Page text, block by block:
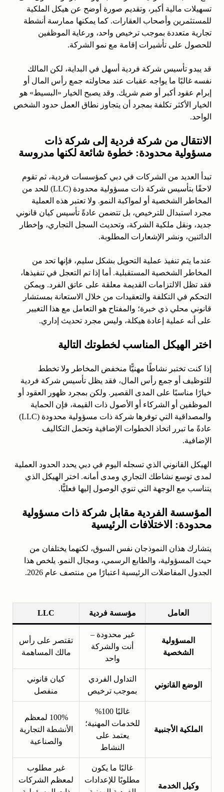
تسهيلات مالية أكبر، وتقديم صورة أوضح عن هيكل الملكية
للمستثمرين وأصحاب العقارات. كما يمكنها ممارسة أنشطة
تجارية متعددة بموجب ترخيص واحد، ورعاية الموظفين
للحصول على تأشيرات إقامة مع نمو الشركة.
قد يبدو تأسيس شركة فردية أسهل في البداية، لكن المالك
نفسه غالبًا ما يواجه عقبات عند محاولته جمع رأس المال أو
إبرام عقود أكبر أو ضم شريك. وقد يصبح الخيار «البسيط» هو
الخيار الأكثر تكلفة بمجرد أن يتجاوز نطاق العمل حدود الشخص
الواحد.
الانتقال من شركة فردية إلى شركة ذات
مسؤولية محدودة: خطوة شائعة لكنها مدروسة
تبدأ العديد من الشركات في دبي كمؤسسات فردية، ثم تقوم
لاحقًا بتأسيس شركة ذات مسؤولية محدودة (LLC) للحد من
المخاطر الشخصية أو لمواكبة النمو. ولا تعتبر هذه العملية
مجرد استبدال للترخيص، بل تتضمن عادةً تأسيس كيان قانوني
جديد، ونقل ملكية الشركة، وتحديث السجل التجاري، وإخطار
الدائنين، ونشر الإشعارات المطلوبة.
عندما يتم تنفيذ عملية التحويل بشكل سليم، فإنها تحد من
المخاطر الشخصية المستقبلية. أما إذا تم التعجل في تنفيذها،
فقد تظل الالتزامات القديمة معلقة على عاتق الفرد. ويمكن
التحكم في التكلفة والتعقيدات من خلال الاستعانة بمستشار
قانوني محلي ذي خبرة؛ والمفتاح هو التعامل مع هذا التغيير
على أنه عملية إعادة هيكلة، وليس مجرد تحديث إداري.
اختر الهيكل المناسب لخطوتك التالية
إذا كنت تختبر نشاطًا مهنيًّا منخفض المخاطر ولا تخطط
للتوظيف أو جمع رأس المال، فقد يظل تأسيس شركة فردية
خيارًا مناسبًا على المدى القصير. ولكن بمجرد ظهور العقود أو
الموظفين أو الشركاء أو الأصول ذات القيمة، فإن الحماية
والمصداقية التي توفرها شركة ذات مسؤولية محدودة (LLC)
عادةً ما تبرر اتخاذ الخطوات الإضافية وتحمل التكاليف
الإضافية.
الهيكل القانوني الذي تسجله اليوم في دبي يحدد الحدود العملية
لمدى توسع نشاطك التجاري ومدى أمانه. اختر الهيكل الذي
يتناسب مع الوجهة التي تنوي الوصول إليها فعليًّا.
المؤسسة الفردية مقابل شركة ذات مسؤولية
محدودة: الاختلافات الرئيسية
يتشارك هذان النموذجان نفس السوق، لكنهما يختلفان من
حيث المسؤولية، والطابع الرسمي، ومجال النمو. يلخص هذا
الجدول المفاضلات الرئيسية اعتبارًا من منتصف عام 2026.
العامل مؤسسة فردية LLC
المسؤولية
الشخصية
غير محدودة –
أنت والشركة
واحد
تقتصر على رأس
مالك المساهمة
الوضع القانوني
التداول الفردي
بموجب ترخيص
كيان قانوني
منفصل
الملكية الأجنبية
غالبًا 100%
للخدمات المهنية؛
يعتمد على
النشاط
100% لمعظم
الأنشطة التجارية
والصناعية
وكيل الخدمة
غالبًا ما يكون
مطلوبًا للإعدادات
غير مطلوب
لمعظم الشركات